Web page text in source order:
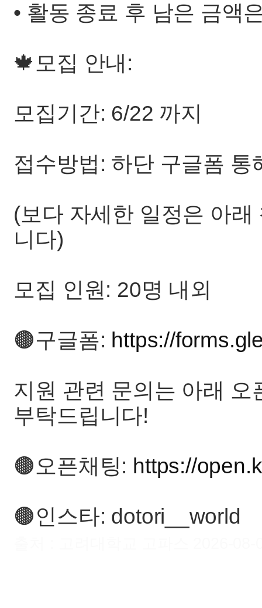
• 활동 종료 후 남은 금액
🍁모집 안내:
모집기간: 6/22 까지
접수방법: 하단 구글폼 통
(보다 자세한 일정은 아
니다)
모집 인원: 20명 내외
🟤구글폼: https://
지원 관련 문의는 아래
부탁드립니다!
🟤오픈채팅: https://
🟤인스타: dotori__world